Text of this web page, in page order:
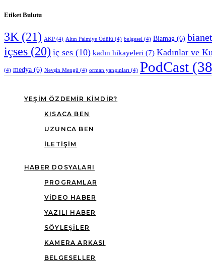
Etiket Bulutu
3K (21) AKP (4) Altın Palmiye Ödülü (4) belgesel (4) Biamag (6) bianet
içses (20) iç ses (10) kadın hikayeleri (7) Kadınlar ve
(4) medya (6) Nevşin Mengü (4) orman yangınları (4) PodCast
YEŞIM ÖZDEMIR KIMDIR?
KISACA BEN
UZUNCA BEN
İLETIŞIM
HABER DOSYALARI
PROGRAMLAR
VIDEO HABER
YAZILI HABER
SÖYLEŞILER
KAMERA ARKASI
BELGESELLER